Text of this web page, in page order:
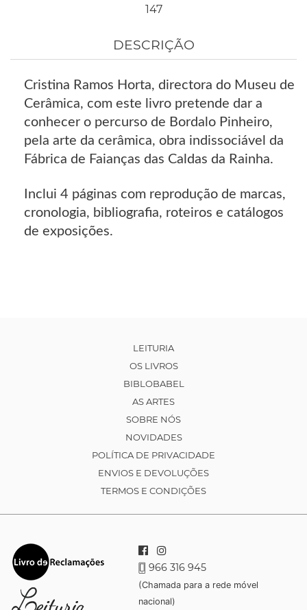
147
DESCRIÇÃO
Cristina Ramos Horta, directora do Museu de
Cerâmica, com este livro pretende dar a
conhecer o percurso de Bordalo Pinheiro,
pela arte da cerâmica, obra indissociável da
Fábrica de Faianças das Caldas da Rainha.
Inclui 4 páginas com reprodução de marcas,
cronologia, bibliografia, roteiros e catálogos
de exposições.
LEITURIA
OS LIVROS
BIBLOBABEL
AS ARTES
SOBRE NÓS
NOVIDADES
POLÍTICA DE PRIVACIDADE
ENVIOS E DEVOLUÇÕES
TERMOS E CONDIÇÕES
966 316 945
(Chamada para a rede móvel
nacional)